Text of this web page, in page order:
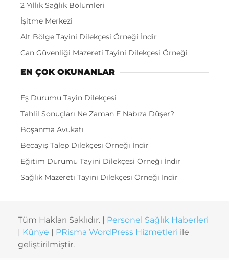
2 Yıllık Sağlık Bölümleri
İşitme Merkezi
Alt Bölge Tayini Dilekçesi Örneği İndir
Can Güvenliği Mazereti Tayini Dilekçesi Örneği
EN ÇOK OKUNANLAR
Eş Durumu Tayin Dilekçesi
Tahlil Sonuçları Ne Zaman E Nabıza Düşer?
Boşanma Avukatı
Becayiş Talep Dilekçesi Örneği İndir
Eğitim Durumu Tayini Dilekçesi Örneği İndir
Sağlık Mazereti Tayini Dilekçesi Örneği İndir
Tüm Hakları Saklıdır. | Personel Sağlık Haberleri
Künye PRisma WordPress Hizmetleri ile
geliştirilmiştir.